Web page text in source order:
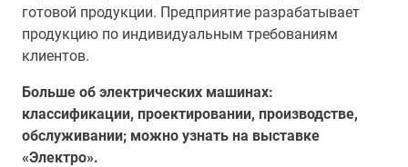
готовой продукции. Предприятие разрабатывает
продукцию по индивидуальным требованиям
клиентов.
Больше об электрических машинах:
классификации, проектировании, производстве,
обслуживании; можно узнать на выставке
«Электро».